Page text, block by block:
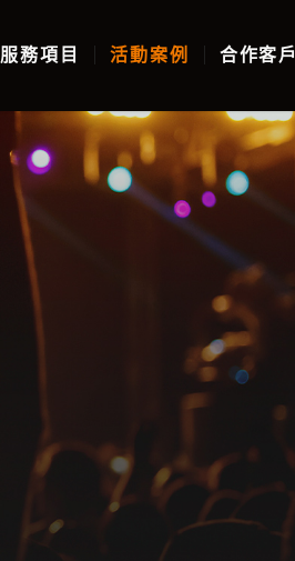
服務項目 活動案例 合作客戶